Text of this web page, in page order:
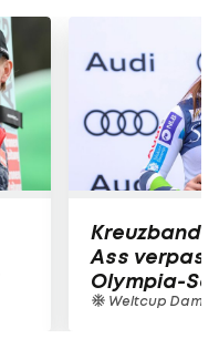
Ass
Olympia-
Weltcup